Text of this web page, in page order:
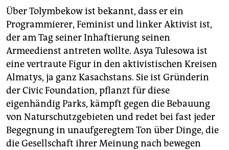
Über Tolymbekow ist bekannt, dass er ein
Programmierer, Feminist und linker Aktivist ist,
der am Tag seiner Inhaftierung seinen
Armeedienst antreten wollte. Asya Tulesowa ist
eine vertraute Figur in den aktivistischen Kreisen
Almatys, ja ganz Kasachstans. Sie ist Gründerin
der Civic Foundation, pflanzt für diese
eigenhändig Parks, kämpft gegen die Bebauung
von Naturschutzgebieten und redet bei fast jeder
Begegnung in unaufgeregtem Ton über Dinge, die
die Gesellschaft ihrer Meinung nach bewegen